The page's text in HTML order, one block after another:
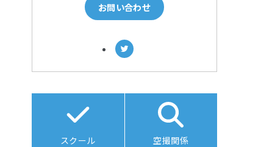
お問い合わせ
スクール 空撮関係